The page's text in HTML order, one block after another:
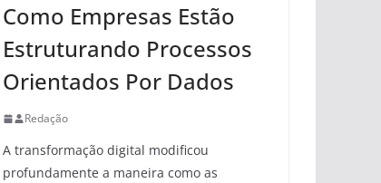
Como Empresas Estão
Estruturando Processos
Orientados Por Dados
Redação
A transformação digital modificou
profundamente a maneira como as